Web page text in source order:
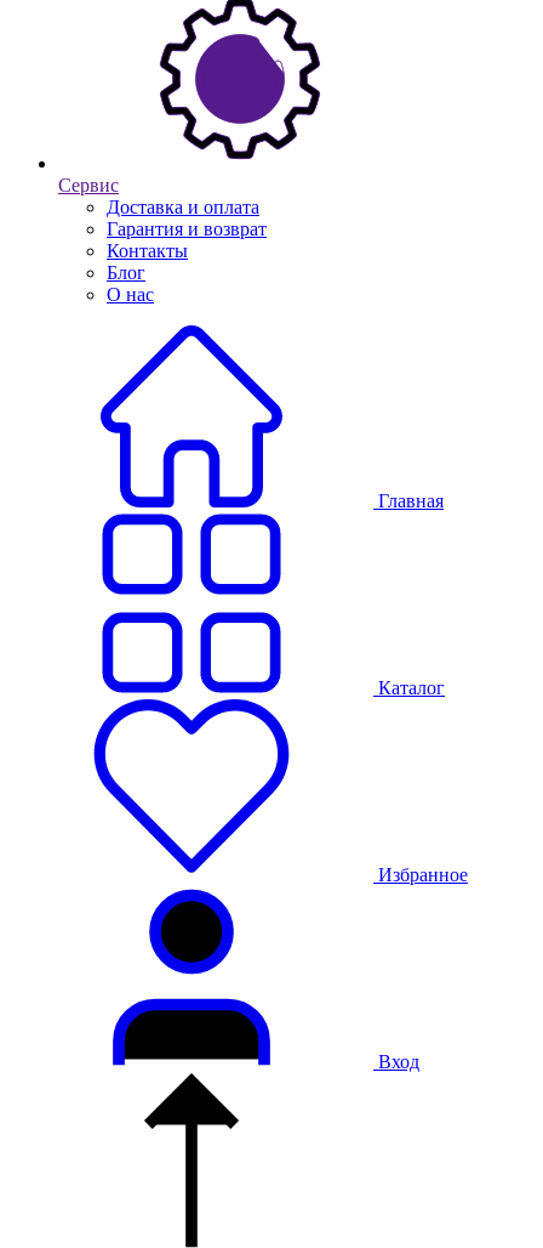
Сервис
Доставка и оплата
Гарантия и возврат
Контакты
Блог
О нас
Главная
Каталог
Избранное
Вход